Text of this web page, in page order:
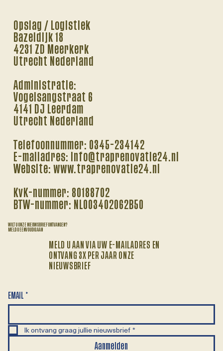
Opslag / Logistiek
Bazeldijk 18
4231 ZD Meerkerk
Utrecht Nederland
Administratie:
Vogelsangstraat 6
4141 DJ Leerdam
Utrecht Nederland
Telefoonnummer: 0345-234142
E-mailadres: info@traprenovatie24.nl
Website: www.traprenovatie24.nl
KvK-nummer: 80188702
BTW-nummer: NL003402062B50
WILT U ONZE NIEUWSBRIEF ONTVANGEN?
MELD U EENVOUDIG AAN
MELD U AAN VIA UW E-MAILADRES EN
ONTVANG 3X PER JAAR ONZE
NIEUWSBRIEF
EMAIL *
Ik ontvang graag jullie nieuwsbrief*
Aanmelden